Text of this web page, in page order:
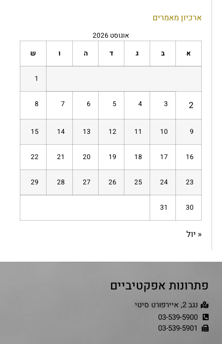
ארכיון מאמרים
אוגוסט 2026
א
ב ג ד ה ו ש
1
2
3
4
5
6
7
8
9
10
11
12
13
14
15
16
17
18
19
20
21
22
23
24
25
26
27
28
29
30
31
« יול
פתרונות אפקטיביים
נגב 2, איירפורט סיטי
03-539-5900
03-539-5901